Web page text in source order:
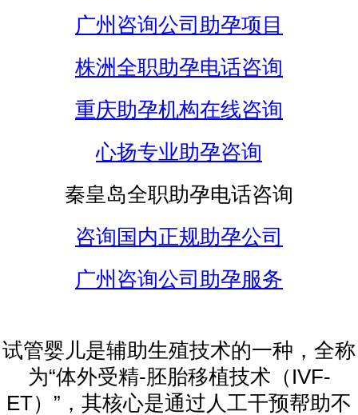
广州咨询公司助孕项目
株洲全职助孕电话咨询
重庆助孕机构在线咨询
心扬专业助孕咨询
秦皇岛全职助孕电话咨询
咨询国内正规助孕公司
广州咨询公司助孕服务
试管婴儿是辅助生殖技术的一种，全称
为“体外受精-胚胎移植技术（IVF-
ET）”，其核心是通过人工干预帮助不